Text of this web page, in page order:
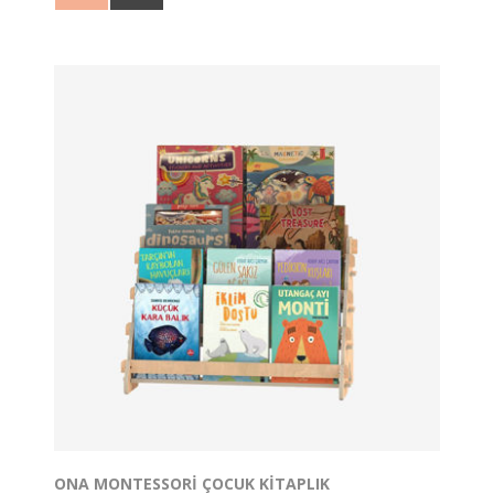
İç mekan kullanımı için tasarlanmıştır.
ONA MONTESSORI ÇOCUK KITAPLIK